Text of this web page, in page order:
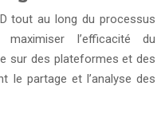
tout au long du processus
l’efficacité du
sur des plateformes et des
le partage et l’analyse des